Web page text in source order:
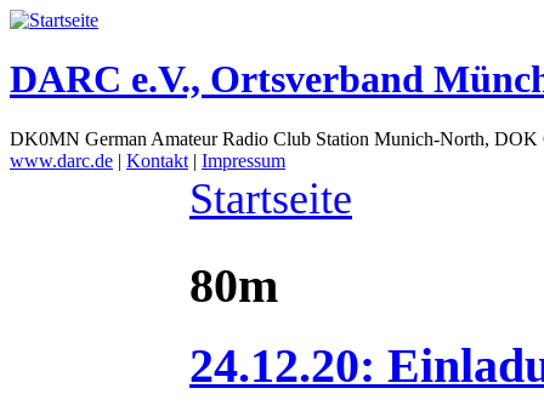
DARC e.V., Ortsverband
DK0MN German Amateur Radio Club Station Munich-North,
www.darc.de | Kontakt | Impressum
Startseite
80m
24.12.20: